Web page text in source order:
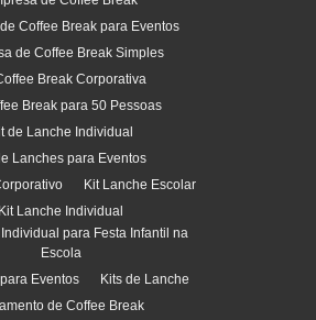
Coffee Break para Eventos
de Coffee Break Simples
Break Corporativa
Break para 50 Pessoas
de Lanche Individual
Lanches para Eventos
Kit Lanche Escolar
Kit Lanche Individual
para Festa Infantil na
Escola
Eventos
Kits de Lanche
de Coffee Break